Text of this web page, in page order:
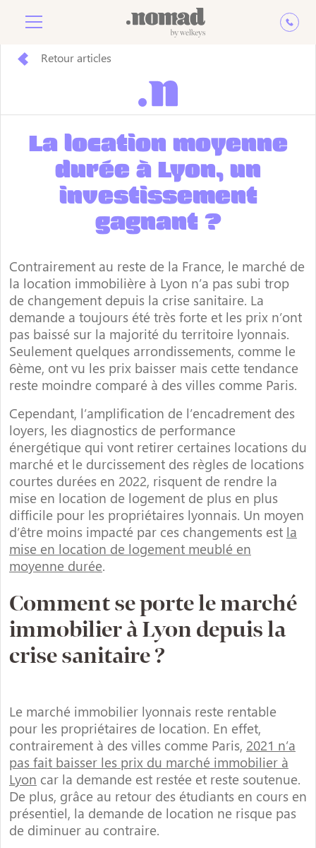
Retour articles
La location moyenne
durée à Lyon, un
investissement
gagnant ?
Contrairement au reste de la France, le marché de
la location immobilière à Lyon n’a pas subi trop
de changement depuis la crise sanitaire. La
demande a toujours été très forte et les prix n’ont
pas baissé sur la majorité du territoire lyonnais.
Seulement quelques arrondissements, comme le
6ème, ont vu les prix baisser mais cette tendance
reste moindre comparé à des villes comme Paris.
Cependant, l’amplification de l’encadrement des
loyers, les diagnostics de performance
énergétique qui vont retirer certaines locations du
marché et le durcissement des règles de locations
courtes durées en 2022, risquent de rendre la
mise en location de logement de plus en plus
difficile pour les propriétaires lyonnais. Un moyen
d’être moins impacté par ces changements est la
mise en location de logement meublé en
moyenne durée.
Comment se porte le marché
immobilier à Lyon depuis la
crise sanitaire ?
Le marché immobilier lyonnais reste rentable
pour les propriétaires de location. En effet,
contrairement à des villes comme Paris, 2021 n’a
pas fait baisser les prix du marché immobilier à
Lyon car la demande est restée et reste soutenue.
De plus, grâce au retour des étudiants en cours en
présentiel, la demande de location ne risque pas
de diminuer au contraire.